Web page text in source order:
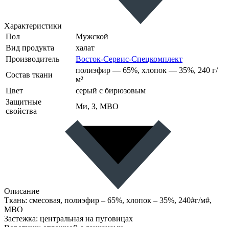
Характеристики
Пол
Мужской
Вид продукта
халат
Производитель
Восток-Сервис-Спецкомплект
Состав ткани
полиэфир — 65%, хлопок — 35%, 240 г/
м²
Цвет
серый с бирюзовым
Защитные
свойства
Ми, З, МВО
Описание
Ткань: смесовая, полиэфир – 65%, хлопок – 35%, 240#г/м#,
МВО
Застежка: центральная на пуговицах